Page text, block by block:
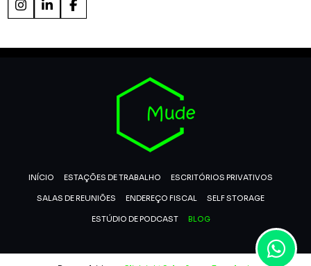
INÍCIO ESTAÇÕES DE TRABALHO ESCRITÓRIOS PRIVATIVOS
SALAS DE REUNIÕES ENDEREÇO FISCAL SELF STORAGE
ESTÚDIO DE PODCAST BLOG